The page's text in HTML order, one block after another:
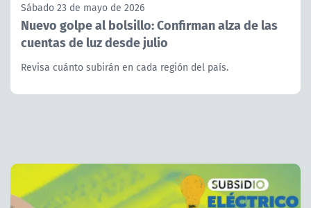
Sábado 23 de mayo de 2026
Nuevo golpe al bolsillo: Confirman alza de las
cuentas de luz desde julio
Revisa cuánto subirán en cada región del país.